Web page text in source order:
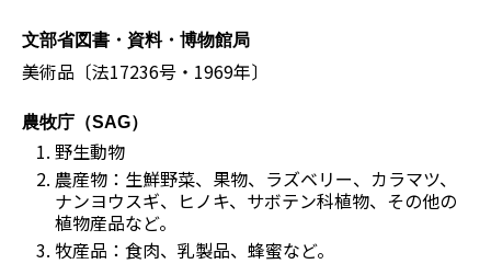
文部省図書・資料・博物館局
美術品〔法17236号・1969年〕
農牧庁（SAG）
野生動物
農産物：生鮮野菜、果物、ラズベリー、カラマツ、
ナンヨウスギ、ヒノキ、サボテン科植物、その他の
植物産品など。
牧産品：食肉、乳製品、蜂蜜など。